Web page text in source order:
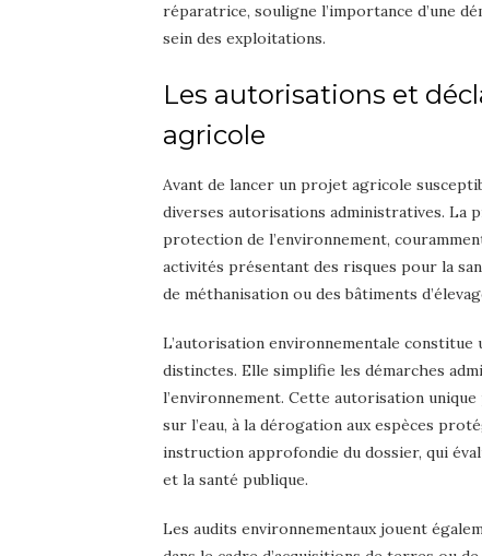
réparatrice, souligne l’importance d’une
sein des exploitations.
Les autorisations et
agricole
Avant de lancer un projet agricole
diverses autorisations administratives. La
protection de l’environnement,
activités présentant des risques pour la
de méthanisation ou des bâtiments
L’autorisation environnementale
distinctes. Elle simplifie les démarches
l’environnement. Cette autorisation
sur l’eau, à la dérogation aux espèces
instruction approfondie du dossier, qui
et la santé publique.
Les audits environnementaux jouent